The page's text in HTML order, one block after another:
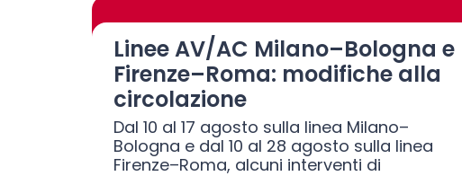
Linee AV/AC Milano–Bologna e
Firenze–Roma: modifiche alla
circolazione
Dal 10 al 17 agosto sulla linea Milano–
Bologna e dal 10 al 28 agosto sulla linea
Firenze–Roma, alcuni interventi di